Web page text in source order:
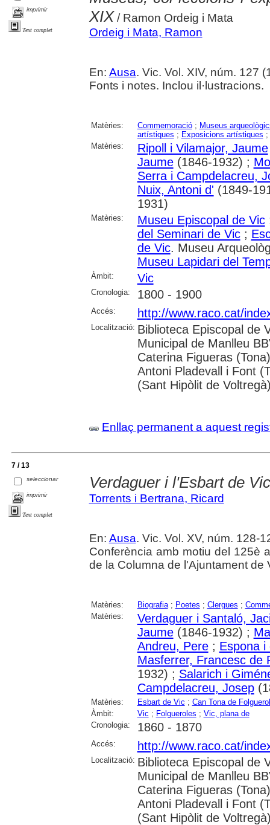
imprimir
Text complet
XIX / Ramon Ordeig i Mata
Ordeig i Mata, Ramon
En: Ausa. Vic. Vol. XIV, núm. 127
Fonts i notes. Inclou il·lustracions.
Matèries: Commemoració; Museus
artístiques ; Exposicions artístiques ;
Matèries:
Ripoll i Vilamajor, Jaume
Jaume(1846-1932) ;
Serra i Campdelacreu,
Nuix, Antoni d' (1849-
1931)
Matèries: Museu Episcopal de Vic
del Seminari de Vic;
de Vic. Museu
Museu Lapidari del
Àmbit: Vic
Cronologia: 1800 - 1900
Accés: http://www.raco.cat/
Localització: Biblioteca Episcopal de
Municipal de Manlleu
Caterina Figueras
Antoni Pladevall i Font
(Sant Hipòlit de
Enllaç permanent a aquest
7 / 13
seleccionar
imprimir
Text complet
Verdaguer i l'Esbart de Vic
Torrents i Bertrana, Ricard
En: Ausa. Vic. Vol. XV, núm. 128-
Conferència amb motiu del 125è
de la Columna de l'Ajuntament de
Matèries: Biografia; Poetes ; Clergues ;
Matèries:
Verdaguer i Santaló,
Jaume(1846-1932) ;
Andreu, Pere; Espona i
Masferrer, Francesc de
1932) ; Salarich i
Campdelacreu, Josep
Matèries: Esbart de Vic ; Can Tona de
Àmbit:
Vic ; Folgueroles ; Vic, plana de
Cronologia:
1860 - 1870
Accés: http://www.raco.cat/
Localització: Biblioteca Episcopal de
Municipal de Manlleu
Caterina Figueras
Antoni Pladevall i Font
(Sant Hipòlit de